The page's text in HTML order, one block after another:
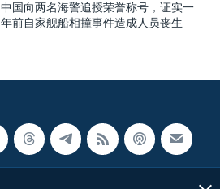
中国向两名海警追授荣誉称号，证实一
年前自家舰船相撞事件造成人员丧生